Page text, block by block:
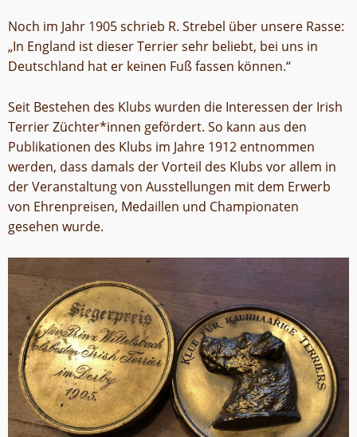
Noch im Jahr 1905 schrieb R. Strebel über unsere Rasse:
„In England ist dieser Terrier sehr beliebt, bei uns in
Deutschland hat er keinen Fuß fassen können.“
Seit Bestehen des Klubs wurden die Interessen der Irish
Terrier Züchter*innen gefördert. So kann aus den
Publikationen des Klubs im Jahre 1912 entnommen
werden, dass damals der Vorteil des Klubs vor allem in
der Veranstaltung von Ausstellungen mit dem Erwerb
von Ehrenpreisen, Medaillen und Championaten
gesehen wurde.